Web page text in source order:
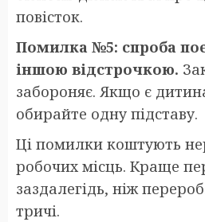
повісток.
Помилка №5: спроба
іншою відстрочкою.
забороняє. Якщо є
обирайте одну підставу.
Ці помилки коштують
робочих місць. Краще
заздалегідь, ніж
тричі.